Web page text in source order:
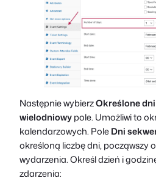
Następnie wybierzOkreślone dni
wielodniowypole. Umożliwi to
kalendarzowych. PoleDni
określoną liczbę dni, począwszy
wydarzenia. Określ dzień i
zdarzenia: